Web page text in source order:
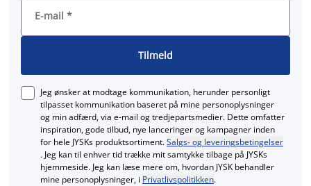
E-mail *
Tilmeld
Jeg ønsker at modtage kommunikation, herunder personligt
tilpasset kommunikation baseret på mine personoplysninger
og min adfærd, via e‑mail og tredjepartsmedier. Dette omfatter
inspiration, gode tilbud, nye lanceringer og kampagner inden
for hele JYSKs produktsortiment.Salgs- og leveringsbetingelser
. Jeg kan til enhver tid trække mit samtykke tilbage på JYSKs
hjemmeside. Jeg kan læse mere om, hvordan JYSK behandler
mine personoplysninger, i Privatlivspolitikken.